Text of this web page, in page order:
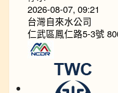
2026-08-07, 09:21
台灣自來水公司
仁武區鳳仁路5-3號